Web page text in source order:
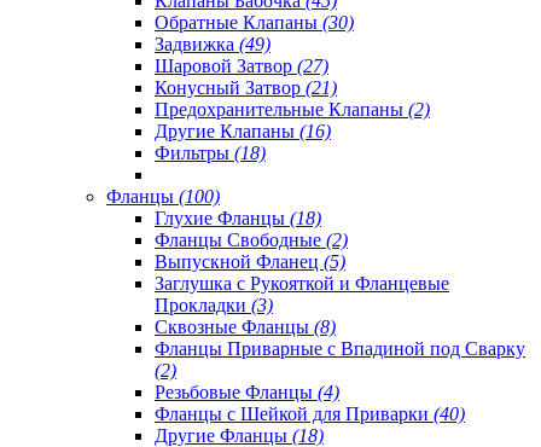
Обратные Клапаны (30)
Задвижка (49)
Шаровой Затвор (27)
Конусный Затвор (21)
Предохранительные Клапаны (2)
Другие Клапаны (16)
Фильтры (18)
Фланцы (100)
Глухие Фланцы (18)
Фланцы Свободные (2)
Выпускной Фланец (5)
Заглушка с Рукояткой и Фланцевые
Прокладки (3)
Сквозные Фланцы (8)
Фланцы Приварные с Впадиной под Сварку
(2)
Резьбовые Фланцы (4)
Фланцы с Шейкой для Приварки (40)
Другие Фланцы (18)